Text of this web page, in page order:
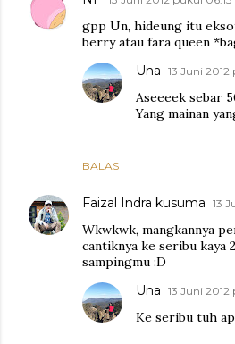
gpp Un, hideung itu
berry atau fara queen
BALAS
Una 13 Juni
Aseeeek sebar
Yang mainan
Faizal Indra kusuma 13
Wkwkwk, mangkannya
cantiknya ke seribu kaya
sampingmu :D
Una 13 Juni
Ke seribu tuh